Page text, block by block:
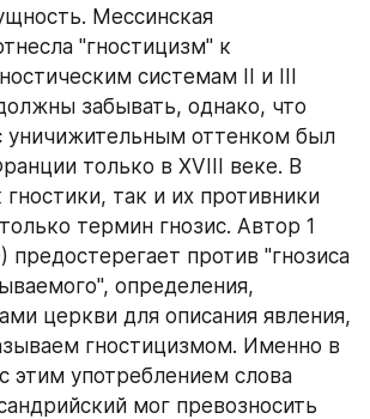
Мессинская
"гностицизм" к
системам II и III
забывать, однако, что
уничижительным оттенком был
только в XVIII веке. В
так и их противники
термин гнозис. Автор 1
против "гнозиса
определения,
церкви для описания явления,
гностицизмом. Именно в
этим употреблением слова
мог превозносить